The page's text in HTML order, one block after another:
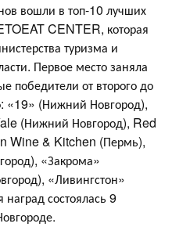
вошли в топ-10 лучших
CENTER, которая
туризма и
Первое место заняла
победители от второго до
«19» (Нижний Новгород),
(Нижний Новгород), Red
Wine & Kitchen (Пермь),
«Закрома»
«Ливингстон»
состоялась 9